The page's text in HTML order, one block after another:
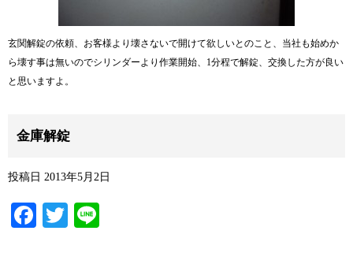
玄関解錠の依頼、お客様より壊さないで開けて欲しいとのこと、当社も始めか
ら壊す事は無いのでシリンダーより作業開始、1分程で解錠、交換した方が良い
と思いますよ。
金庫解錠
投稿日 2013年5月2日
Facebook
Twitter